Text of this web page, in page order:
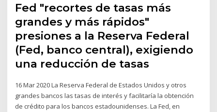
Fed "recortes de tasas más
grandes y más rápidos"
presiones a la Reserva Federal
(Fed, banco central), exigiendo
una reducción de tasas
16 Mar 2020 La Reserva Federal de Estados Unidos y otros
grandes bancos las tasas de interés y facilitaría la obtención
de crédito para los bancos estadounidenses. La Fed, en